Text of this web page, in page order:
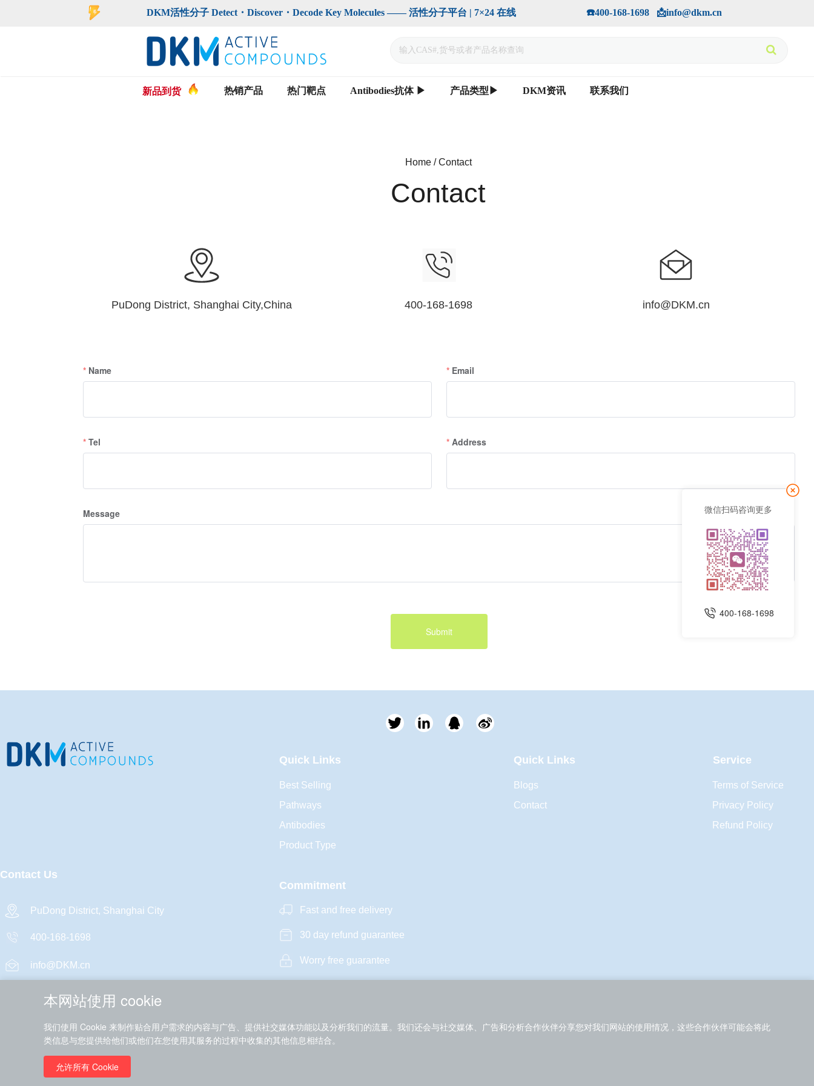
手机版
DKM活性分子 Detect・Discover・Decode Key Molecules —— 活性分子平台 | 7×24 在线                             ☎️400-168-1698   📩info@dkm.cn
新品到货 热销产品 热门靶点 Antibodies抗体 ▶ 产品类型▶ DKM资讯 联系我们
Home / Contact
Contact
PuDong District, Shanghai City,China 400-168-1698 info@DKM.cn
Name Email
Tel Address
Message
Submit
Contact Us
PuDong District, Shanghai City
400-168-1698
info@DKM.cn
Quick Links
Best Selling
Pathways
Antibodies
Product Type
Commitment
Fast and free delivery
30 day refund guarantee
Worry free guarantee
Quick Links
Blogs
Contact
Service
Terms of Service
Privacy Policy
Refund Policy
Friendship links:
微信扫码咨询更多
400-168-1698
本网站使用 cookie
我们使用 Cookie 来制作贴合用户需求的内容与广告、提供社交媒体功能以及分析我们的流量。我们还会与社交媒体、广告和分析合作伙伴分享您对我们网站的使用情况，这些合作伙伴可能会将此
类信息与您提供给他们或他们在您使用其服务的过程中收集的其他信息相结合。
允许所有 Cookie